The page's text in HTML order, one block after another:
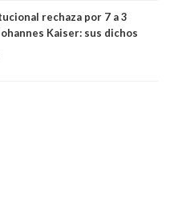
rechaza por 7 a 3
Kaiser: sus dichos
porque no es diputado